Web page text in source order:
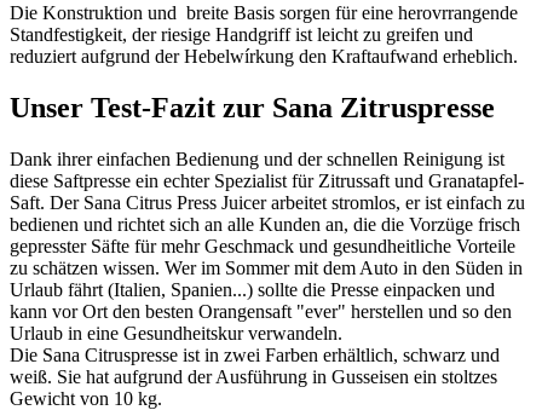
Die Konstruktion und breite Basis sorgen für eine herovrrangende
Standfestigkeit, der riesige Handgriff ist leicht zu greifen und
reduziert aufgrund der Hebelwírkung den Kraftaufwand erheblich.
Unser Test-Fazit zur Sana Zitruspresse
Dank ihrer einfachen Bedienung und der schnellen Reinigung ist
diese Saftpresse ein echter Spezialist für Zitrussaft und Granatapfel-
Saft. Der Sana Citrus Press Juicer arbeitet stromlos, er ist einfach zu
bedienen und richtet sich an alle Kunden an, die die Vorzüge frisch
gepresster Säfte für mehr Geschmack und gesundheitliche Vorteile
zu schätzen wissen. Wer im Sommer mit dem Auto in den Süden in
Urlaub fährt (Italien, Spanien...) sollte die Presse einpacken und
kann vor Ort den besten Orangensaft "ever" herstellen und so den
Urlaub in eine Gesundheitskur verwandeln.
Die Sana Citruspresse ist in zwei Farben erhältlich, schwarz und
weiß. Sie hat aufgrund der Ausführung in Gusseisen ein stoltzes
Gewicht von 10 kg.